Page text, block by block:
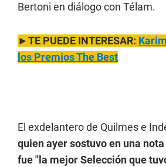
Bertoni en diálogo con Télam.
►TE PUEDE INTERESAR:
los Premios The Best
El exdelantero de Quilmes e
quien ayer sostuvo en una
fue "la mejor Selección que